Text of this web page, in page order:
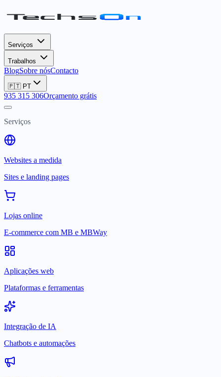
Serviços
Trabalhos
BlogSobre nósContacto
🇵🇹 PT
935 315 306Orçamento grátis
Serviços
Websites a medida
Sites e landing pages
Lojas online
E-commerce com MB e MBWay
Aplicações web
Plataformas e ferramentas
Integração de IA
Chatbots e automações